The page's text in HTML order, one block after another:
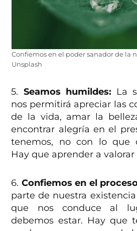
Confiemos en el poder sanador de la
Unsplash
5. Seamos humildes: La
nos permitirá apreciar las
de la vida, amar la
encontrar alegría en el
tenemos, no con lo que
Hay que aprender a valorar
6. Confiemos en el
parte de nuestra
que nos conduce al
debemos estar. Hay que